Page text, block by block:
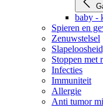
baby -
Spieren en
Zenuwstelsel
Stoppen met
Infecties
Immuniteit
Allergie
Anti tumor